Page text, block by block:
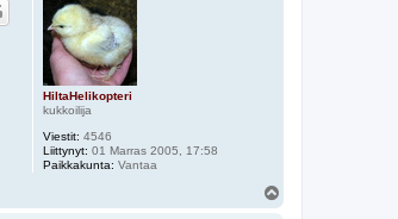
HiltaHelikopteri
kukkoilija
Viestit: 4546
Liittynyt: 01 Marras 2005, 17:58
Paikkakunta: Vantaa